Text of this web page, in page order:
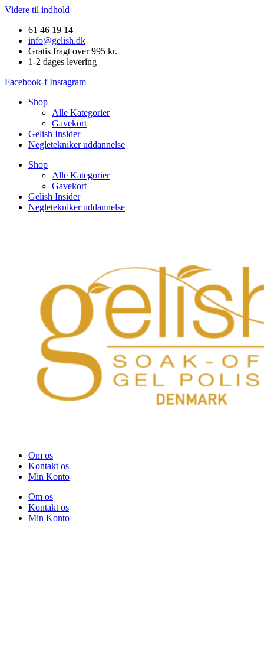
Videre til indhold
61 46 19 14
info@gelish.dk
Gratis fragt over 995 kr.
1-2 dages levering
Facebook-f Instagram
Shop
Alle Kategorier
Gavekort
Gelish Insider
Negletekniker uddannelse
Shop
Alle Kategorier
Gavekort
Gelish Insider
Negletekniker uddannelse
Om os
Kontakt os
Min Konto
Om os
Kontakt os
Min Konto